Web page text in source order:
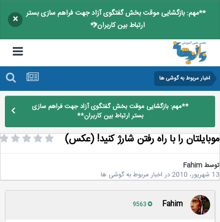
**مهم: بازگشایی موقت بخش گفتگوی آزاد جهت فراهم سازی بستر
ارتباط بین کاربران**
×
اخبار مربوط به گوشی ها
**مهم: بازگشایی موقت بخش گفتگوی آزاد جهت فراهم سازی
بستر ارتباط بین کاربران**
را با راه رفتن شارژ کنید! (عکس)
Fahim
دراخبار مربوط به گوشی ها
Fahim